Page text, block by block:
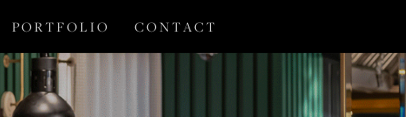
P O R T F O L I O C O N T A C T